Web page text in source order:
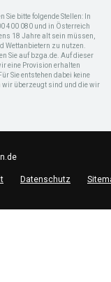
Sie bitte folgende Stellen: In
400 080 und in Österreich
18 Jahre alt sein müssen,
Wettanbietern zu nutzen.
Sie auf bzga.de. Auf dieser
eine Provision erhalten
Sie entstehen dabei keine
wir überzeugt sind und die wir
Datenschutz